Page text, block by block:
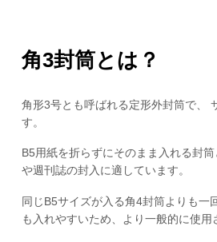
角3封筒とは？
角形3号とも呼ばれる定形外封筒で、
す。
B5用紙を折らずにそのまま入れる封
や週刊誌の封入に適しています。
同じB5サイズが入る角4封筒よりも一
も入れやすいため、より一般的に使用